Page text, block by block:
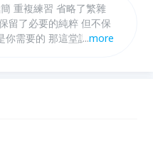
重複練習 省略了繁雜
留了必要的純粹 但不保
你需要的 那這堂課 你務
...more